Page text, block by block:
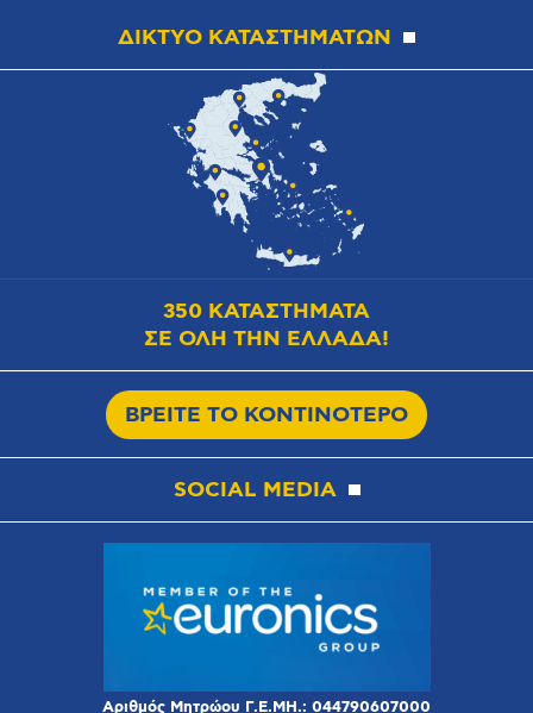
ΔΙΚΤΥΟ ΚΑΤΑΣΤΗΜΑΤΩΝ
350 ΚΑΤΑΣΤΗΜΑΤΑ
ΣΕ ΟΛΗ ΤΗΝ ΕΛΛΑΔΑ!
ΒΡΕΙΤΕ ΤΟ ΚΟΝΤΙΝΟΤΕΡΟ
SOCIAL MEDIA